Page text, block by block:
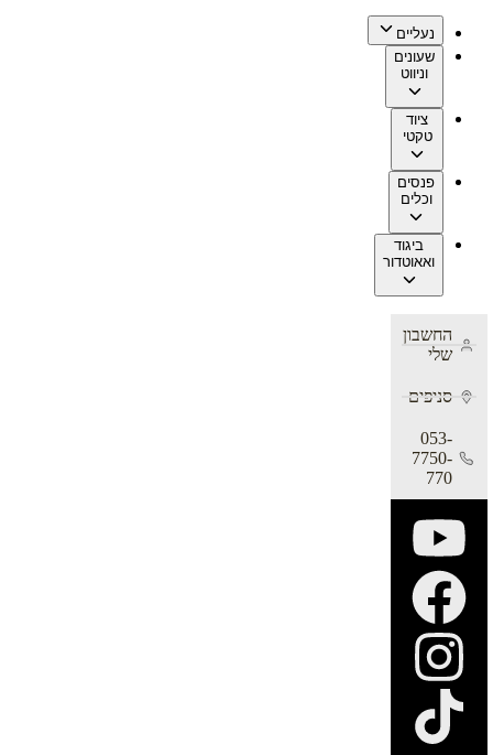
נעליים
שעונים
וניווט
ציוד
טקטי
פנסים
וכלים
ביגוד
ואאוטדור
החשבון
שלי
סניפים
053-
7750-
770